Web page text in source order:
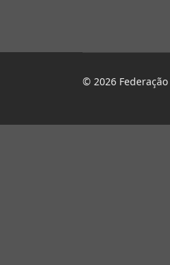
© 2026